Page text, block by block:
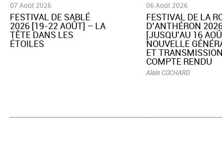
07 Août 2026
​FESTIVAL DE SABLÉ
2026 [19-22 AOÛT] – LA
TÊTE DANS LES
ÉTOILES
06 Août 2026
​FESTIVAL DE LA
D’ANTHÉRON
[JUSQU'AU 16
NOUVELLE
ET
COMPTE RENDU
Alain COCHARD